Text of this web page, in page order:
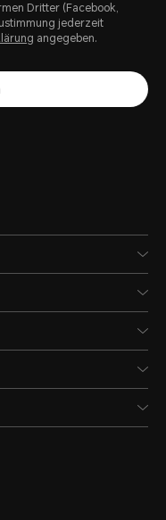
Dritter (Facebook,
jederzeit
angegeben.